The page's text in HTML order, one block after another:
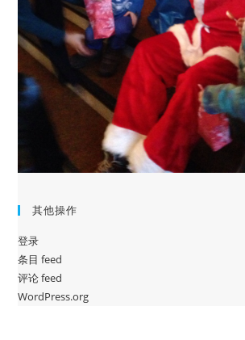
其他操作
登录
条目 feed
评论 feed
WordPress.org